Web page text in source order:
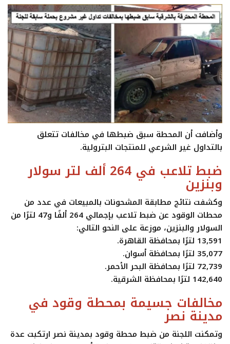
وأضافت أن المحطة سبق ضبطها في مخالفات تتعلق
بالتداول غير الشرعي للمنتجات البترولية.
ضبط تلاعب في 264 ألف لتر سولار
وبنزين
وكشفت نتائج مطابقة المشحونات بالمبيعات في عدد من
محطات الوقود عن ضبط تلاعب بإجمالي 264 ألفًا و47 لترًا من
السولار والبنزين، موزعة على النحو التالي:
13,591 لترًا بمحافظة القاهرة.
35,077 لترًا بمحافظة أسوان.
72,739 لترًا بمحافظة البحر الأحمر.
142,640 لترًا بمحافظة الشرقية.
مخالفات جسيمة بمحطة وقود في
مدينة نصر
وتمكنت اللجنة من ضبط محطة وقود بمدينة نصر ارتكبت عدة